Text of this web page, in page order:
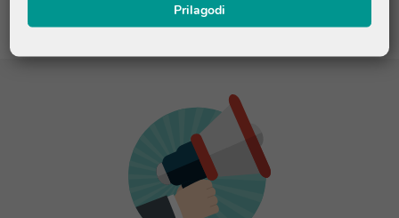
Prilagodi